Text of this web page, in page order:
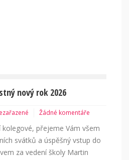
nový rok 2026
Žádné komentáře
kolegové, přejeme Vám všem
svátků a úspěšný vstup do
za vedení školy Martin